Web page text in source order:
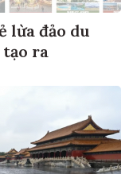
lừa đảo du
ra